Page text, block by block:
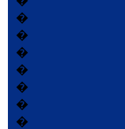
�
�
�
�
�
�
�